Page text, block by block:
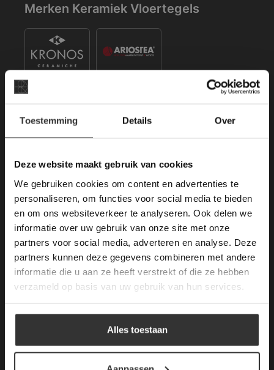
Toestemming Details Over
Deze website maakt gebruik van cookies
We gebruiken cookies om content en advertenties te
personaliseren, om functies voor social media te bieden
en om ons websiteverkeer te analyseren. Ook delen we
informatie over uw gebruik van onze site met onze
partners voor social media, adverteren en analyse. Deze
partners kunnen deze gegevens combineren met andere
informatie die u aan ze heeft verstrekt of die ze hebben
verzameld op basis van uw gebruik van hun services.
Alles toestaan
Merken Keramiek Vloertegels
Merken Keramiek Terrastegels
Merken Glasmozaïek
Natuursteen vloeren
Terrastegels
Deze website maakt
gebruik van cookies.
This Cookie Banner was deleted and is no
longer working. Please contact the website
administrator.
Deze website gebruikt cookies om de
gebruikerservaring te verbeteren. Door
gebruik te maken van onze website geeft u
toestemming voor alle cookies in
overeenstemming met ons cookiebeleid.Lees
verder
ALLES ACCEPTEREN
ALLES AFWIJZEN
DETAILS WEERGEVEN